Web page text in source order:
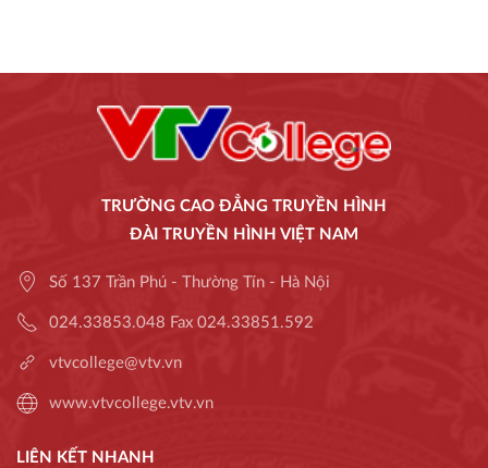
TRƯỜNG CAO ĐẲNG TRUYỀN HÌNH
ĐÀI TRUYỀN HÌNH VIỆT NAM
Số 137 Trần Phú - Thường Tín - Hà Nội
024.33853.048 Fax 024.33851.592
vtvcollege@vtv.vn
www.vtvcollege.vtv.vn
LIÊN KẾT NHANH